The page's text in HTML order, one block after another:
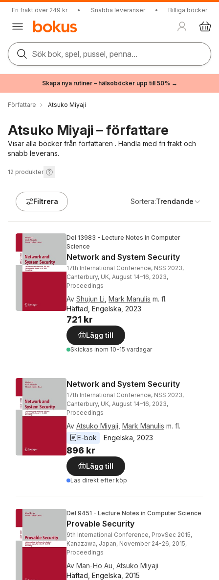
Fri frakt över 249 kr • Snabba leveranser • Billiga böcker
Sök bok, spel, pussel, penna...
Skapa nya rutiner – hälsoböcker upp till 50% →
Författare Atsuko Miyaji
Atsuko Miyaji – författare
Visar alla böcker från författaren . Handla med fri frakt och
snabb leverans.
12 produkter
Filtrera Sortera:Trendande
Del 13983 - Lecture Notes in Computer
Science
Network and System Security
17th International Conference, NSS 2023,
Canterbury, UK, August 14–16, 2023,
Proceedings
Av Shujun Li Mark Manulis m. fl.
Häftad, Engelska, 2023
721 kr
Lägg till
Skickas inom 10-15 vardagar
Network and System Security
17th International Conference, NSS 2023,
Canterbury, UK, August 14–16, 2023,
Proceedings
Av Atsuko Miyaji Mark Manulis m. fl.
E-bok
Engelska 2023
896 kr
Lägg till
Läs direkt efter köp
Del 9451 - Lecture Notes in Computer Science
Provable Security
9th International Conference, ProvSec 2015,
Kanazawa, Japan, November 24-26, 2015,
Proceedings
Av Man-Ho Au Atsuko Miyaji
Häftad, Engelska, 2015